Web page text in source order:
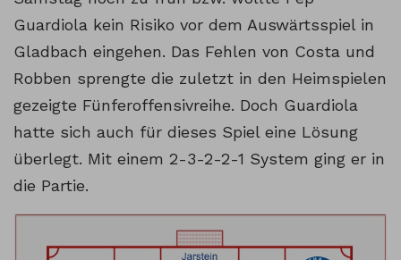
Guardiola kein Risiko vor dem Auswärtsspiel in
Gladbach eingehen. Das Fehlen von Costa und
Robben sprengte die zuletzt in den Heimspielen
gezeigte Fünferoffensivreihe. Doch Guardiola
hatte sich auch für dieses Spiel eine Lösung
überlegt. Mit einem 2-3-2-2-1 System ging er in
die Partie.